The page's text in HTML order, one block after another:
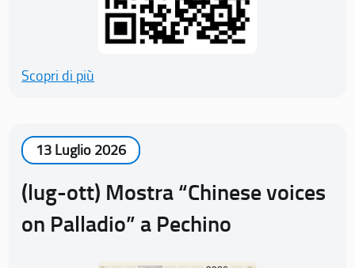
Scopri di più
13 Luglio 2026
(lug-ott) Mostra “Chinese voices
on Palladio” a Pechino